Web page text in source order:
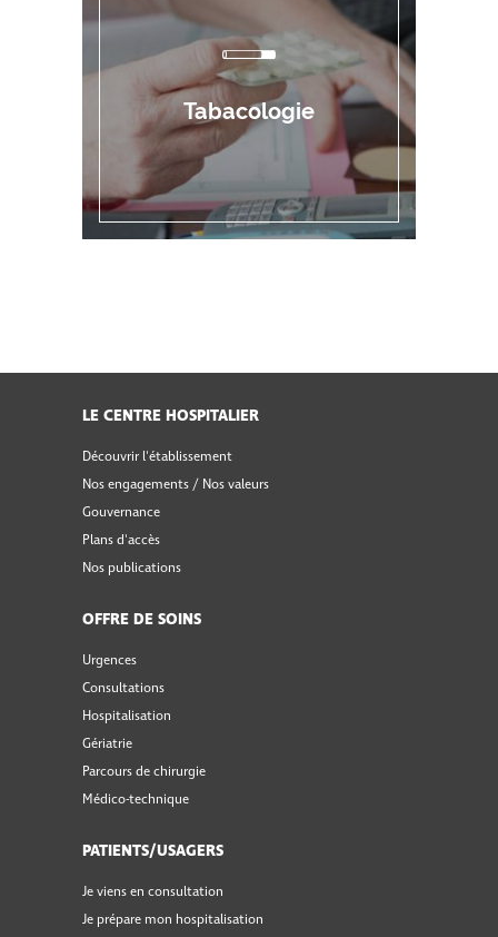
Tabacologie
LE CENTRE HOSPITALIER
Découvrir l'établissement
Nos engagements / Nos valeurs
Gouvernance
Plans d'accès
Nos publications
OFFRE DE SOINS
Urgences
Consultations
Hospitalisation
Gériatrie
Parcours de chirurgie
Médico-technique
PATIENTS/USAGERS
Je viens en consultation
Je prépare mon hospitalisation